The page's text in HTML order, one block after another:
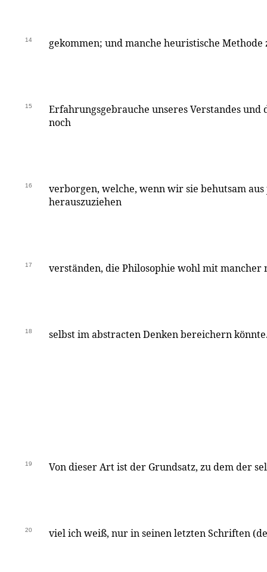
14 gekommen; und manche heuristische
15
Erfahrungsgebrauche unseres Verstandes
noch
16
verborgen, welche, wenn wir sie behutsam
herauszuziehen
17 verständen, die Philosophie wohl mit mancher
18 selbst im abstracten Denken bereichern
19 Von dieser Art ist der Grundsatz, zu dem der
20 viel ich weiß, nur in seinen letzten Schriften